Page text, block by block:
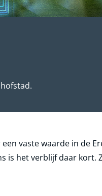
vaste waarde in de
is het verblijf daar kort.